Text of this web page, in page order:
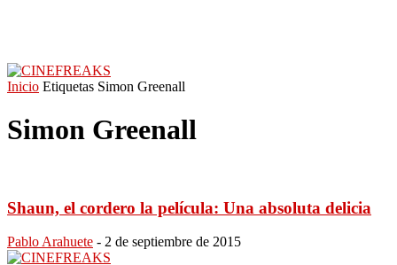
Inicio Etiquetas Simon Greenall
Simon Greenall
Shaun, el cordero la película: Una absoluta delicia
Pablo Arahuete - 2 de septiembre de 2015